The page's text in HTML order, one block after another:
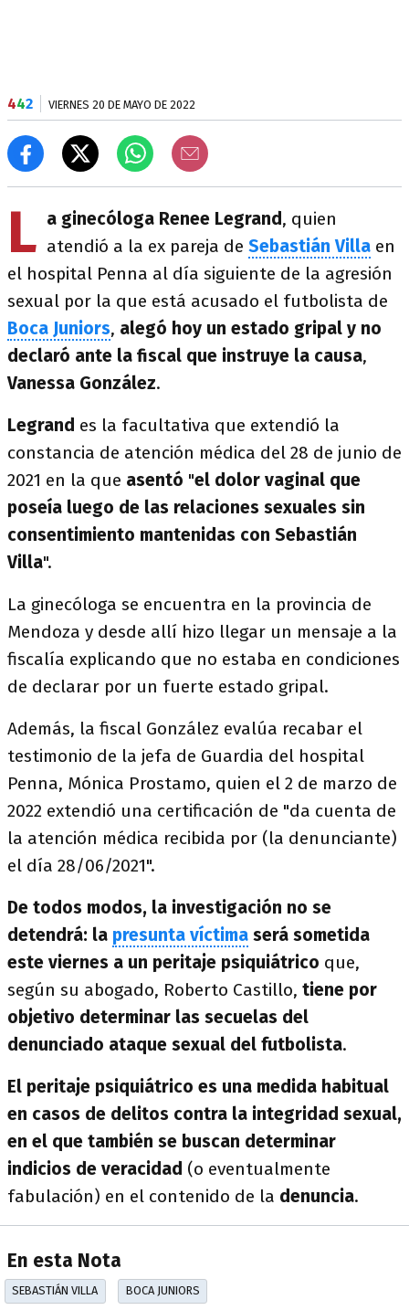
442 VIERNES 20 DE MAYO DE 2022
L a ginecóloga Renee Legrand, quien
atendió a la ex pareja de Sebastián Villa en
el hospital Penna al día siguiente de la agresión
sexual por la que está acusado el futbolista de
Boca Juniors, alegó hoy un estado gripal y no
declaró ante la fiscal que instruye la causa,
Vanessa González.
Legrand es la facultativa que extendió la
constancia de atención médica del 28 de junio de
2021 en la que asentó "el dolor vaginal que
poseía luego de las relaciones sexuales sin
consentimiento mantenidas con Sebastián
Villa".
La ginecóloga se encuentra en la provincia de
Mendoza y desde allí hizo llegar un mensaje a la
fiscalía explicando que no estaba en condiciones
de declarar por un fuerte estado gripal.
Además, la fiscal González evalúa recabar el
testimonio de la jefa de Guardia del hospital
Penna, Mónica Prostamo, quien el 2 de marzo de
2022 extendió una certificación de "da cuenta de
la atención médica recibida por (la denunciante)
el día 28/06/2021".
De todos modos, la investigación no se
detendrá: la presunta víctima será sometida
este viernes a un peritaje psiquiátrico que,
según su abogado, Roberto Castillo, tiene por
objetivo determinar las secuelas del
denunciado ataque sexual del futbolista.
El peritaje psiquiátrico es una medida habitual
en casos de delitos contra la integridad sexual,
en el que también se buscan determinar
indicios de veracidad (o eventualmente
fabulación) en el contenido de la denuncia.
En esta Nota
SEBASTIÁN VILLA BOCA JUNIORS